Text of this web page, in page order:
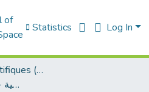
of
Statistics Log In
Publications scientifiques (Laboratoires)
Publications nationales - منشورات وطنية